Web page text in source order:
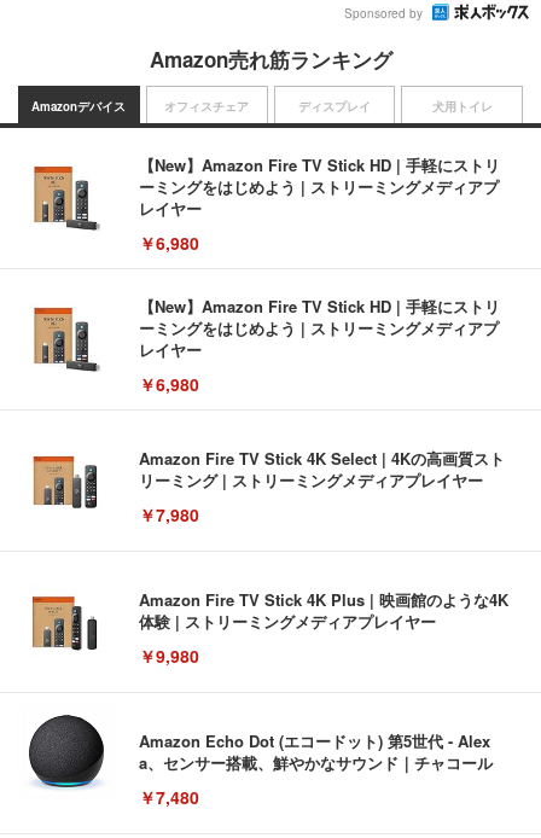
Sponsored by
Amazon売れ筋ランキング
Amazonデバイス
【New】Amazon Fire TV Stick HD | 手軽にストリ
ーミングをはじめよう | ストリーミングメディアプ
レイヤー
￥6,980
【New】Amazon Fire TV Stick HD | 手軽にストリ
ーミングをはじめよう | ストリーミングメディアプ
レイヤー
￥6,980
Amazon Fire TV Stick 4K Select | 4Kの高画質スト
リーミング | ストリーミングメディアプレイヤー
￥7,980
Amazon Fire TV Stick 4K Plus | 映画館のような4K
体験 | ストリーミングメディアプレイヤー
￥9,980
Amazon Echo Dot (エコードット) 第5世代 - Alex
a、センサー搭載、鮮やかなサウンド｜チャコール
￥7,480
オフィスチェア ディスプレイ 犬用トイレ